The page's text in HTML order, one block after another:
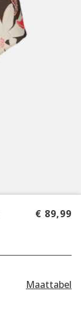
€ 89,99
Maattabel